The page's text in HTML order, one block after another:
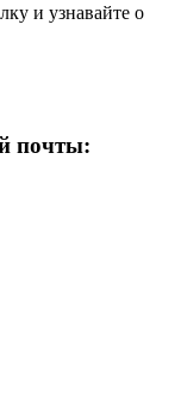
и узнавайте о
почты: